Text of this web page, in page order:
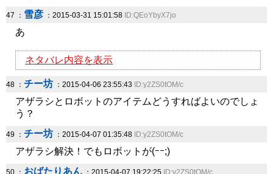
47 ： 雪彦 ：2015-03-31 15:01:58 ID:QEoYbyX7jo
あ
ネタバレ内容を表示
48 ： チー坊 ：2015-04-06 23:55:43 ID:y2ZS0tOM/c
アザラシとロボットのアイテムどうすればよいのでしょ
う？
49 ： チー坊 ：2015-04-07 01:35:48 ID:y2ZS0tOM/c
アザラシ解決！でもロボットが(ｰｰ;)
50 ： おばたりあん ：2015-04-07 19:22:25 ID:y2ZS0tOM/c